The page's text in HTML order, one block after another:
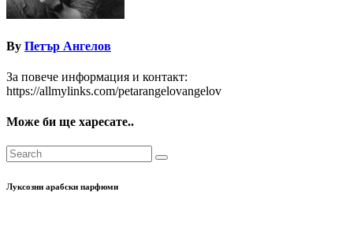
By Петър Ангелов
За повече информация и контакт:
https://allmylinks.com/petarangelovangelov
Може би ще харесате..
Луксозни арабски парфюми